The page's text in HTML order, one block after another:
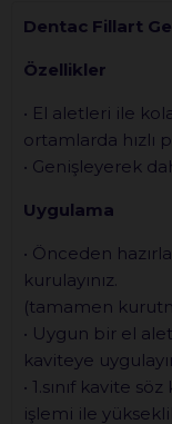
Dentac Fillart
Özellikler
• El aletleri ile
ortamlarda hızlı
• Genişleyerek
Uygulama
• Önceden
kurulayınız.
(tamamen
• Uygun bir el
kaviteye
• 1.sınıf kavite
işlemi ile